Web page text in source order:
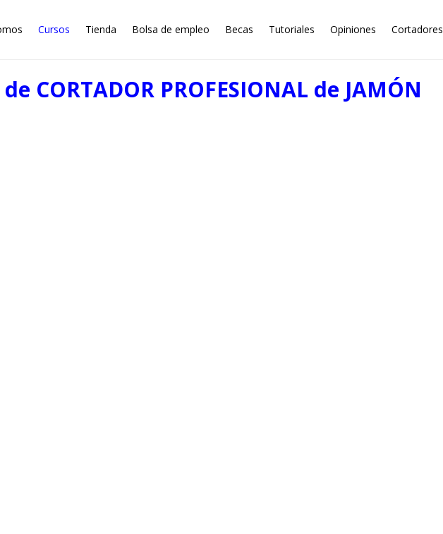
Cursos Tienda Bolsa de empleo Becas Tutoriales Opiniones Cortadores
de CORTADOR PROFESIONAL de JAMÓN